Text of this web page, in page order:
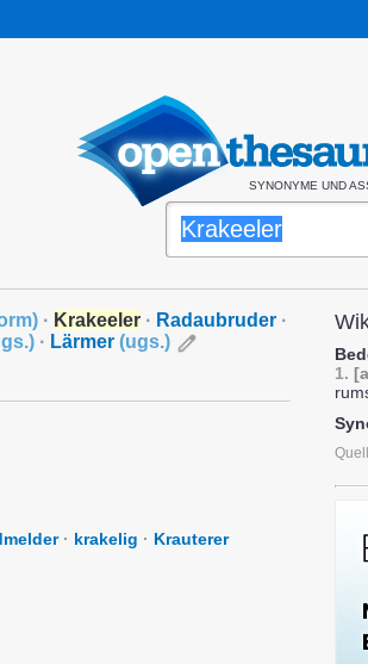
SYNONYME UND
) · Krakeeler · Radaubruder ·
) · Lärmer (ugs.)
· krakelig · Krauterer
1.